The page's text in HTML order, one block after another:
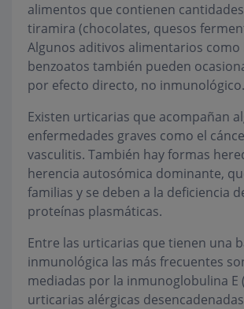
alimentos que contienen
tiramira (chocolates, quesos
Algunos aditivos alimentarios como
benzoatos también pueden
por efecto directo, no inmunológico.
Existen urticarias que acompañan
enfermedades graves como el
vasculitis. También hay formas
herencia autosómica dominante,
familias y se deben a la deficiencia
proteínas plasmáticas.
Entre las urticarias que tienen una
inmunológica las más frecuentes
mediadas por la inmunoglobulina E
urticarias alérgicas